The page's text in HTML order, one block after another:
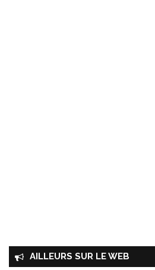
AILLEURS SUR LE WEB